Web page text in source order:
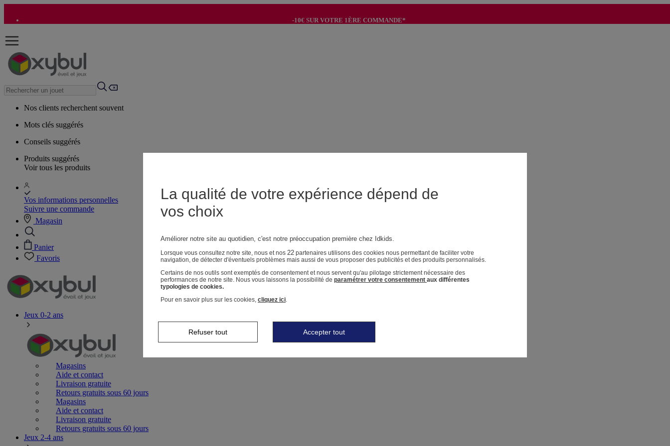
-10€ SUR VOTRE 1ÈRE COMMANDE*
Nos clients recherchent souvent
Mots clés suggérés
Conseils suggérés
Produits suggérés
Voir tous les produits
Vos informations personnelles
Suivre une commande
Magasin
Panier
Favoris
Jeux 0-2 ans
Magasins
Aide et contact
Livraison gratuite
Retours gratuits sous 60 jours
Magasins
Aide et contact
Livraison gratuite
Retours gratuits sous 60 jours
Jeux 2-4 ans
La qualité de votre expérience dépend de
vos choix
Améliorer notre site au quotidien, c'est notre préoccupation première chez Idkids.
Lorsque vous consultez notre site, nous et nos 22 partenaires utilisons des cookies nous permettant de faciliter votre
navigation, de détecter d'éventuels problèmes mais aussi de vous proposer des publicités et des produits personnalisés.
Certains de nos outils sont exemptés de consentement et nous servent qu'au pilotage strictement nécessaire des
performances de notre site. Nous vous laissons la possibilité de paramétrer votre consentement aux différentes
typologies de cookies.
Pour en savoir plus sur les cookies, cliquez ici.
Refuser tout Accepter tout